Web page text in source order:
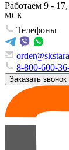
Работаем 9 -
МСК
Телефоны
8-800-600-
Заказать звонок